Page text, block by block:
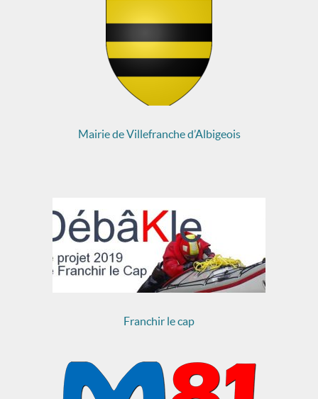
Mairie de Villefranche d’Albigeois
Franchir le cap